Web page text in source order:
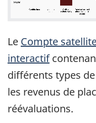
Le Compte
interactif
différents types
les revenus de
réévaluations.